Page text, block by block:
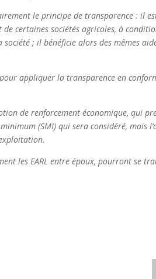
le principe de transparence : il
certaines sociétés agricoles, à
; il bénéficie alors des mêmes
appliquer la transparence en
de renforcement économique, qui
(SMI) qui sera considéré, mais
les EARL entre époux, pourront se